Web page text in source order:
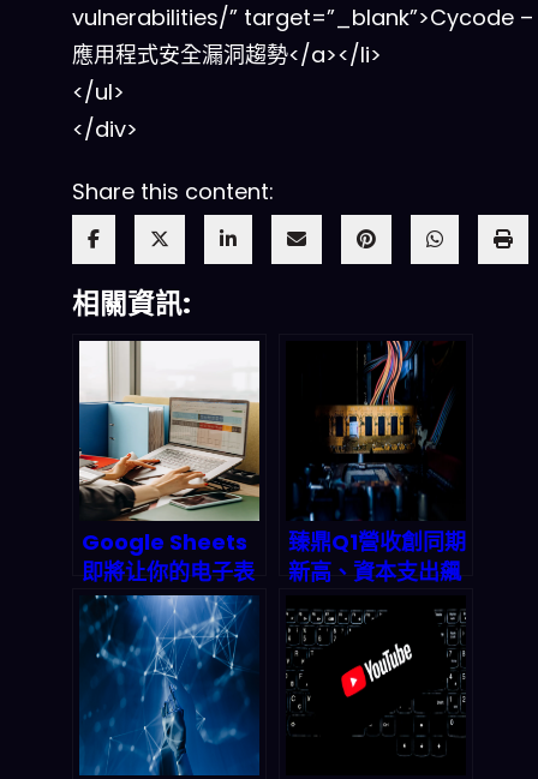
vulnerabilities/” target=”_blank”>Cycode
應用程式安全漏洞趨勢</a></li>
</ul>
</div>
Share this content:
相關資訊:
Google Sheets
即將让你的电子表
格自己会「想」？
Gemini 突破性整
合揭示办公软件的
ai终局
臻鼎Q1營收創同期
新高、資本支出飆
破800億！2026
AI伺服器與IC載板
爆發期全面解析